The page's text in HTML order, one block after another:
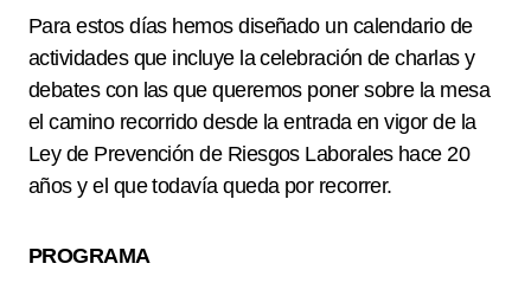
Para estos días hemos diseñado un calendario de
actividades que incluye la celebración de charlas y
debates con las que queremos poner sobre la mesa
el camino recorrido desde la entrada en vigor de la
Ley de Prevención de Riesgos Laborales hace 20
años y el que todavía queda por recorrer.
PROGRAMA